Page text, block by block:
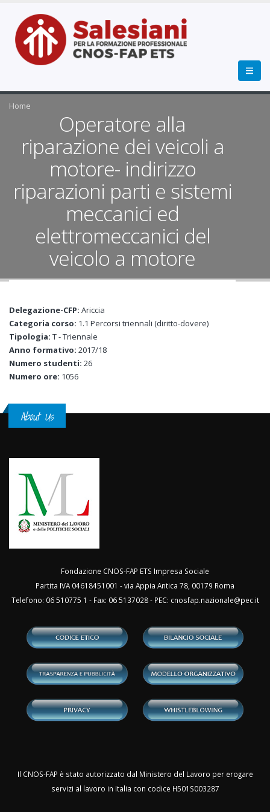
Home
Operatore alla
riparazione dei veicoli a
motore- indirizzo
riparazioni parti e sistemi
meccanici ed
elettromeccanici del
veicolo a motore
Delegazione-CFP: Ariccia
Categoria corso: 1.1 Percorsi triennali (diritto-dovere)
Tipologia: T - Triennale
Anno formativo: 2017/18
Numero studenti: 26
Numero ore: 1056
About Us
Fondazione CNOS-FAP ETS Impresa Sociale
Partita IVA 04618451001 - via Appia Antica 78, 00179 Roma
Telefono: 06 510775 1 - Fax: 06 5137028 - PEC: cnosfap.nazionale@pec.it
Il CNOS-FAP è stato autorizzato dal Ministero del Lavoro per erogare
servizi al lavoro in Italia con codice H501S003287